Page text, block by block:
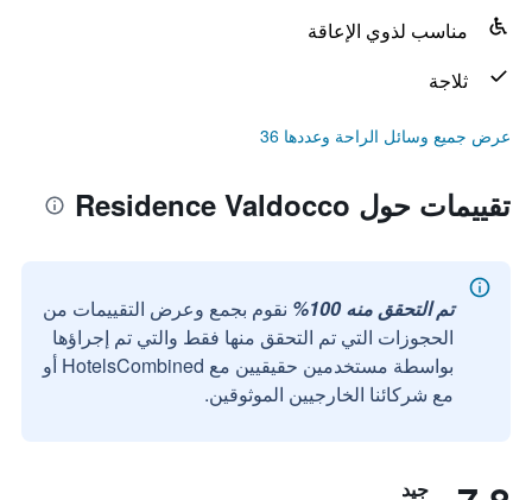
مناسب لذوي الإعاقة
ثلاجة
عرض جميع وسائل الراحة وعددها 36
تقييمات حول Residence Valdocco
تم التحقق منه 100%
نقوم بجمع وعرض التقييمات من
الحجوزات التي تم التحقق منها فقط والتي تم إجراؤها
بواسطة مستخدمين حقيقيين مع HotelsCombined أو
مع شركائنا الخارجيين الموثوقين.
جيد